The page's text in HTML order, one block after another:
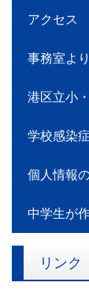
アクセス
事務室より
港区立小
学校感染
個人情報
中学生が
リンク